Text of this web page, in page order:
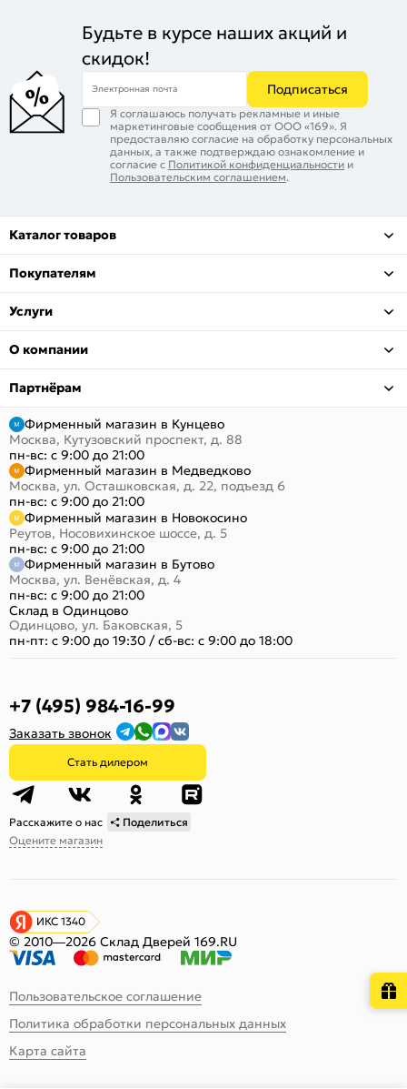
Будьте в курсе наших акций и
скидок!
Электронная почта Подписаться
Я соглашаюсь получать рекламные и иные
маркетинговые сообщения от ООО «169». Я
предоставляю согласие на обработку персональных
данных, а также подтверждаю ознакомление и
согласие с Политикой конфиденциальности и
Пользовательским соглашением.
Каталог товаров
Покупателям
Услуги
О компании
Партнёрам
Фирменный магазин в Кунцево
Москва, Кутузовский проспект, д. 88
пн-вс: с 9:00 до 21:00
Фирменный магазин в Медведково
Москва, ул. Осташковская, д. 22, подъезд 6
пн-вс: с 9:00 до 21:00
Фирменный магазин в Новокосино
Реутов, Носовихинское шоссе, д. 5
пн-вс: с 9:00 до 21:00
Фирменный магазин в Бутово
Москва, ул. Венёвская, д. 4
пн-вс: с 9:00 до 21:00
Склад в Одинцово
Одинцово, ул. Баковская, 5
пн-пт: с 9:00 до 19:30 /сб-вс: с 9:00 до 18:00
+7 (495) 984-16-99
Заказать звонок
Стать дилером
Расскажите о нас
Поделиться
Оцените магазин
ИКС 1340
© 2010—2026 Склад Дверей 169.RU
Пользовательское соглашение
Политика обработки персональных данных
Карта сайта